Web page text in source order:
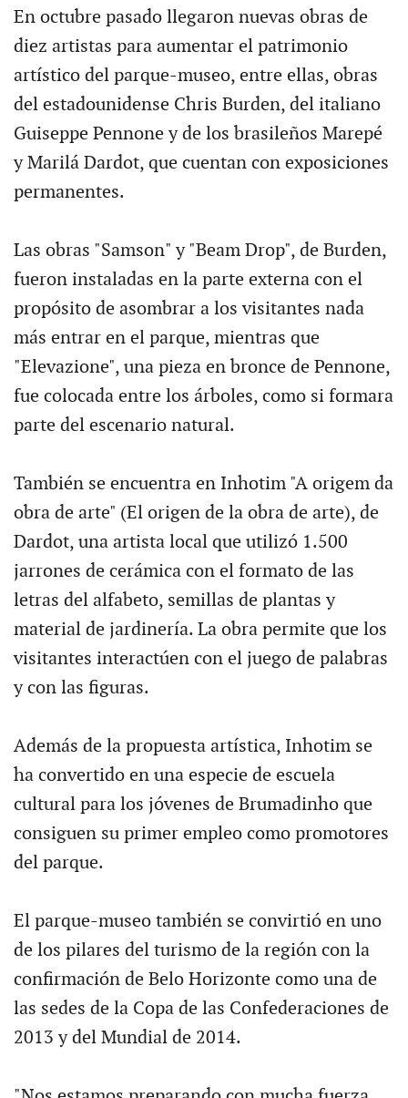
En octubre pasado llegaron nuevas obras de
diez artistas para aumentar el patrimonio
artístico del parque-museo, entre ellas, obras
del estadounidense Chris Burden, del italiano
Guiseppe Pennone y de los brasileños Marepé
y Marilá Dardot, que cuentan con exposiciones
permanentes.
Las obras "Samson" y "Beam Drop", de Burden,
fueron instaladas en la parte externa con el
propósito de asombrar a los visitantes nada
más entrar en el parque, mientras que
"Elevazione", una pieza en bronce de Pennone,
fue colocada entre los árboles, como si formara
parte del escenario natural.
También se encuentra en Inhotim "A origem da
obra de arte" (El origen de la obra de arte), de
Dardot, una artista local que utilizó 1.500
jarrones de cerámica con el formato de las
letras del alfabeto, semillas de plantas y
material de jardinería. La obra permite que los
visitantes interactúen con el juego de palabras
y con las figuras.
Además de la propuesta artística, Inhotim se
ha convertido en una especie de escuela
cultural para los jóvenes de Brumadinho que
consiguen su primer empleo como promotores
del parque.
El parque-museo también se convirtió en uno
de los pilares del turismo de la región con la
confirmación de Belo Horizonte como una de
las sedes de la Copa de las Confederaciones de
2013 y del Mundial de 2014.